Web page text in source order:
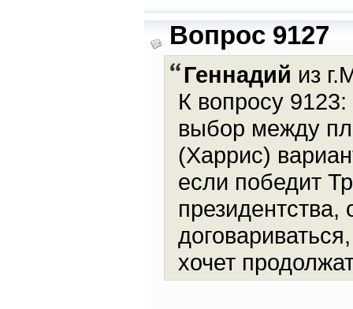
Вопрос 9127
Геннадий из
К вопросу
выбор между
(Харрис)
если победит
хочет